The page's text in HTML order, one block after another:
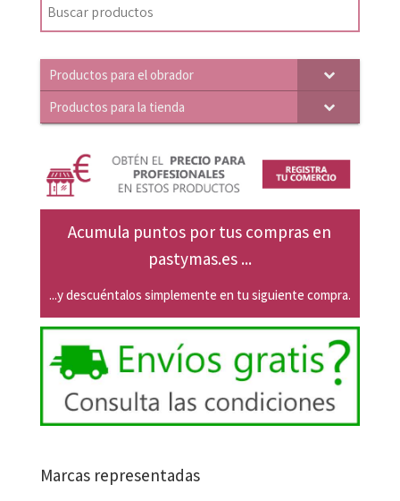
era:
Productos para el obrador
Productos para la tienda
Acumula puntos por tus compras en
pastymas.es ...
...y descuéntalos simplemente en tu siguiente compra.
Marcas representadas